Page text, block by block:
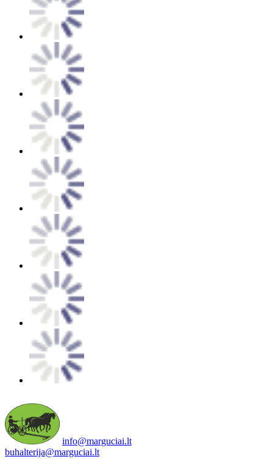
info@marguciai.lt
buhalterija@marguciai.lt